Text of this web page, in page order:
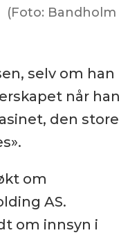
(Foto: Bandholm
selv om han
når han
den store
om
AS.
om innsyn i